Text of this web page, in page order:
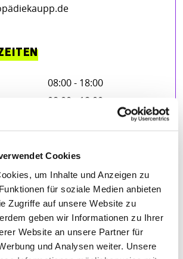
Cookies
um Inhalte und Anzeigen zu
für soziale Medien anbieten
Zugriffe auf unsere Website zu
geben wir Informationen zu Ihrer
Website an unsere Partner für
und Analysen weiter. Unsere
08:00 - 18:00
08:00 - 18:00
08:00 - 18:00
– 23.06.2025